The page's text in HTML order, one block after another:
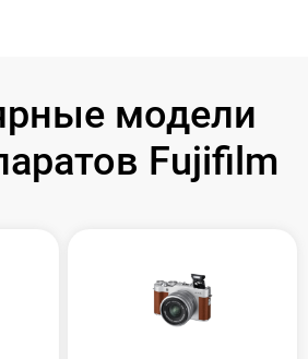
модели
Fujifilm